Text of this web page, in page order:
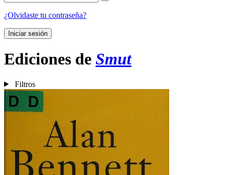
¿Olvidaste tu contraseña?
Iniciar sesión
Ediciones de Smut
Filtros